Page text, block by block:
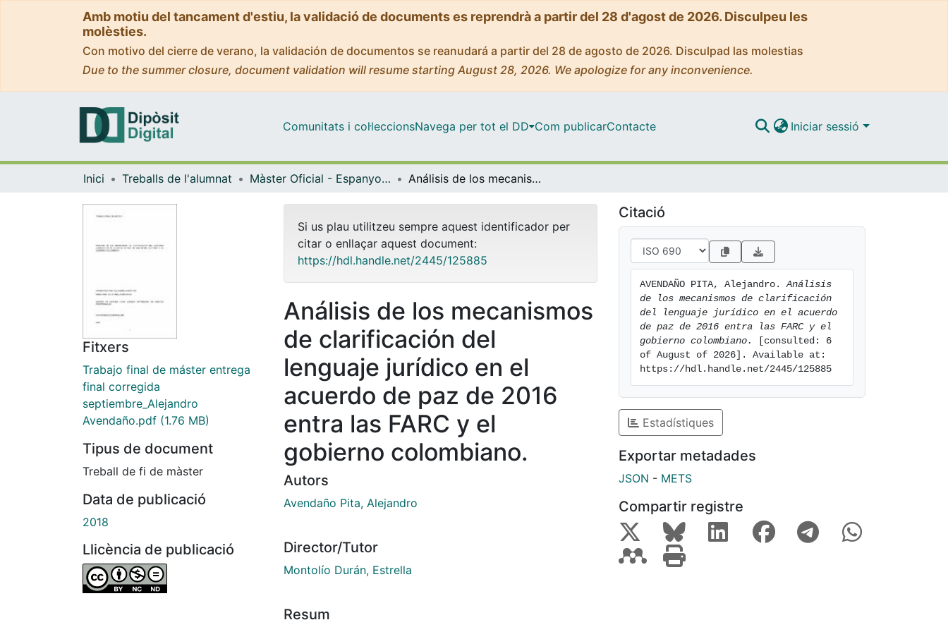
Amb motiu del tancament d'estiu, la validació de documents es reprendrà a partir del 28 d'agost de 2026. Disculpeu les
molèsties.
Con motivo del cierre de verano, la validación de documentos se reanudará a partir del 28 de agosto de 2026. Disculpad las molestias
Due to the summer closure, document validation will resume starting August 28, 2026. We apologize for any inconvenience.
Comunitats i col·leccionsNavega per tot el DD Com publicarContacte Iniciar sessió
Inici Treballs de l'alumnat Màster Oficial - Espanyol com a Llengua Estrangera en Àmbits Professionals Análisis de los mecanismos de clarificación del lenguaje jurídico en el acuerdo de paz de 2016 entra las FARC y el gobierno colombiano.
Fitxers
Trabajo final de máster entrega
final corregida
septiembre_Alejandro
Avendaño.pdf (1.76 MB)
Tipus de document
Treball de fi de màster
Data de publicació
2018
Llicència de publicació
Si us plau utilitzeu sempre aquest identificador per
citar o enllaçar aquest document:
https://hdl.handle.net/2445/125885
Análisis de los mecanismos
de clarificación del
lenguaje jurídico en el
acuerdo de paz de 2016
entra las FARC y el
gobierno colombiano.
Autors
Avendaño Pita, Alejandro
Director/Tutor
Montolío Durán, Estrella
Resum
Citació
AVENDAÑO PITA, Alejandro. Análisis
de los mecanismos de clarificación
del lenguaje jurídico en el acuerdo
de paz de 2016 entra las FARC y el
gobierno colombiano.
[consulted: 6
of August of 2026]. Available at:
https://hdl.handle.net/2445/125885
Estadístiques
Exportar metadades
JSON - METS
Compartir registre